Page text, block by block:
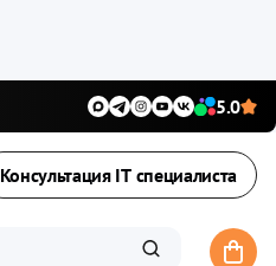
5.0
Консультация IT специалиста